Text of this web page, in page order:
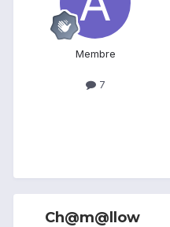
Membre
7
Ch@m@llow